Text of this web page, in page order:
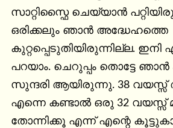
സാറ്റിസ്ഫൈ ചെയ്യാൻ
ഒരിക്കലും ഞാൻ അദ്ധേഹത്തെ
കുറ്റപ്പെടുതിയിരുന്നില്ല. ഇനി
പറയാം. ചെറുപ്പം തൊട്ടേ
സുന്ദരി ആയിരുന്നു. 38 വയസ്സ്
എന്നെ കണ്ടാൽ ഒരു 32 വയസ്സ്
തോന്നിക്കൂ എന്ന് എന്റെ